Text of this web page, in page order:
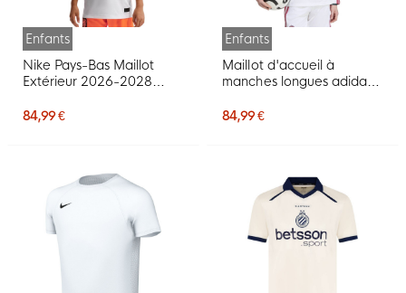
Enfants
Nike Pays-Bas Maillot
Extérieur 2026-2028
84,99 €
Enfants
Maillot d'accueil à
manches longues adidas
pour enfants
84,99 €